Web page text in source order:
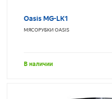
Oasis MG-LK1
МЯСОРУБКИ OASIS
В наличии